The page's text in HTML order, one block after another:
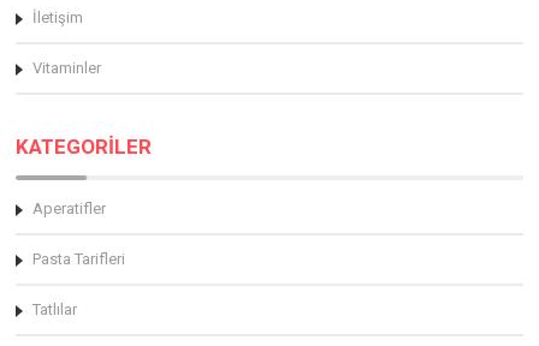
İletişim
Vitaminler
KATEGORİLER
Aperatifler
Pasta Tarifleri
Tatlılar